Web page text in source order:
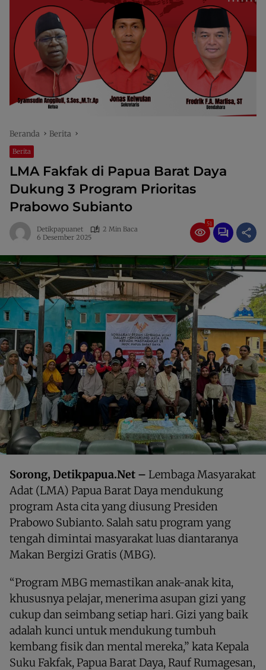
Beranda Berita
Berita
LMA Fakfak di Papua Barat Daya
Dukung 3 Program Prioritas
Prabowo Subianto
Detikpapuanet
2 Min Baca
6 Desember 2025
51
Sorong, Detikpapua.Net – Lembaga Masyarakat
Adat (LMA) Papua Barat Daya mendukung
program Asta cita yang diusung Presiden
Prabowo Subianto. Salah satu program yang
tengah dimintai masyarakat luas diantaranya
Makan Bergizi Gratis (MBG).
“Program ​MBG memastikan anak-anak kita,
khususnya pelajar, menerima asupan gizi yang
cukup dan seimbang setiap hari. Gizi yang baik
adalah kunci untuk mendukung tumbuh
kembang fisik dan mental mereka,” kata Kepala
Suku Fakfak, Papua Barat Daya, Rauf Rumagesan,